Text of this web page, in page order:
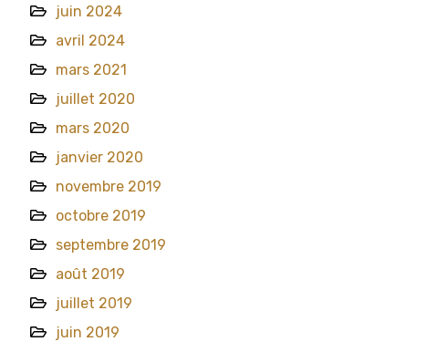
juin 2024
avril 2024
mars 2021
juillet 2020
mars 2020
janvier 2020
novembre 2019
octobre 2019
septembre 2019
août 2019
juillet 2019
juin 2019